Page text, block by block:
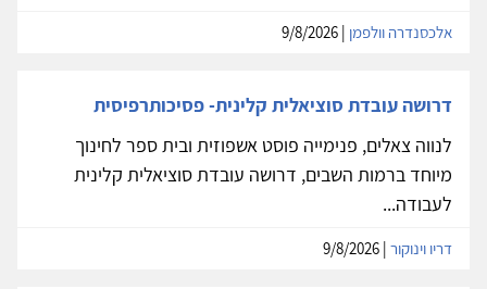
אלכסנדרה וולפמן
דרושה עובדת סוציאלית קלינית- פסיכותרפיסית
לנווה צאלים, פנימייה פוסט אשפוזית ובית ספר לחינוך
מיוחד ברמות השבים, דרושה עובדת סוציאלית קלינית
לעבודה...
דריו וינוקור